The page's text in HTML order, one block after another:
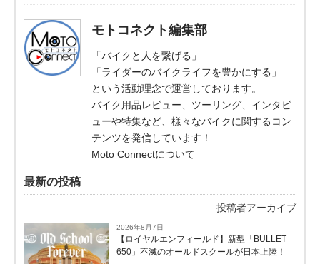
モトコネクト編集部
「バイクと人を繋げる」
「ライダーのバイクライフを豊かにする」
という活動理念で運営しております。
バイク用品レビュー、ツーリング、インタビ
ューや特集など、様々なバイクに関するコン
テンツを発信しています！
Moto Connectについて
最新の投稿
投稿者アーカイブ
2026年8月7日
【ロイヤルエンフィールド】新型「BULLET
650」不滅のオールドスクールが⽇本上陸！